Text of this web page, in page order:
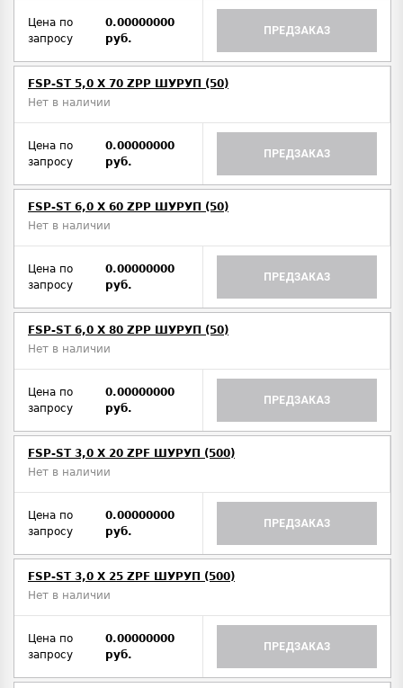
Цена по
запросу
0.00000000
руб.
ПРЕДЗАКАЗ
FSP-ST 5,0 X 70 ZPP ШУРУП (50)
Нет в наличии
Цена по
запросу
0.00000000
руб.
ПРЕДЗАКАЗ
FSP-ST 6,0 X 60 ZPP ШУРУП (50)
Нет в наличии
Цена по
запросу
0.00000000
руб.
ПРЕДЗАКАЗ
FSP-ST 6,0 X 80 ZPP ШУРУП (50)
Нет в наличии
Цена по
запросу
0.00000000
руб.
ПРЕДЗАКАЗ
FSP-ST 3,0 X 20 ZPF ШУРУП (500)
Нет в наличии
Цена по
запросу
0.00000000
руб.
ПРЕДЗАКАЗ
FSP-ST 3,0 X 25 ZPF ШУРУП (500)
Нет в наличии
Цена по
запросу
0.00000000
руб.
ПРЕДЗАКАЗ